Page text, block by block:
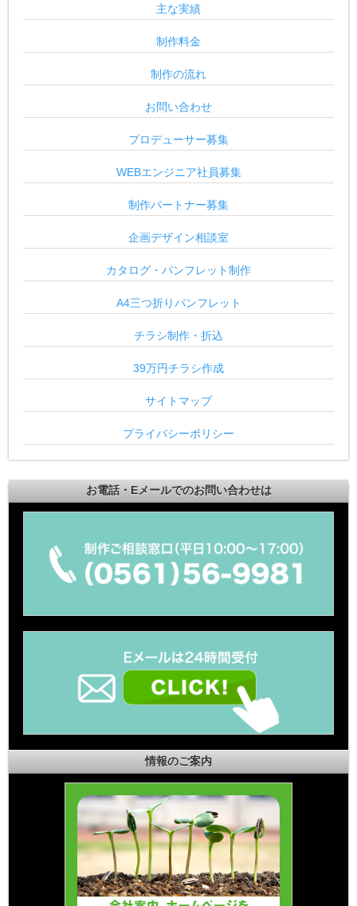
主な実績
制作料金
制作の流れ
お問い合わせ
プロデューサー募集
WEBエンジニア社員募集
制作パートナー募集
企画デザイン相談室
カタログ・パンフレット制作
A4三つ折りパンフレット
チラシ制作・折込
39万円チラシ作成
サイトマップ
プライバシーポリシー
お電話・Eメールでのお問い合わせは
情報のご案内